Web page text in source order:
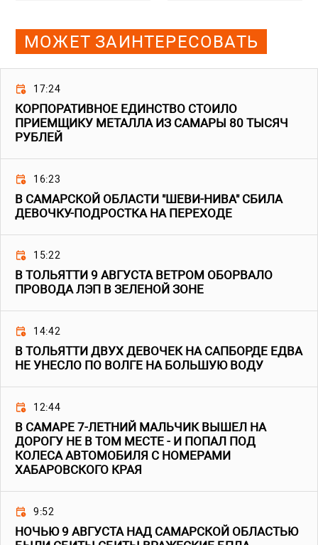
МОЖЕТ ЗАИНТЕРЕСОВАТЬ
17:24
КОРПОРАТИВНОЕ ЕДИНСТВО СТОИЛО
ПРИЕМЩИКУ МЕТАЛЛА ИЗ САМАРЫ 80 ТЫСЯЧ
РУБЛЕЙ
16:23
В САМАРСКОЙ ОБЛАСТИ "ШЕВИ-НИВА" СБИЛА
ДЕВОЧКУ-ПОДРОСТКА НА ПЕРЕХОДЕ
15:22
В ТОЛЬЯТТИ 9 АВГУСТА ВЕТРОМ ОБОРВАЛО
ПРОВОДА ЛЭП В ЗЕЛЕНОЙ ЗОНЕ
14:42
В ТОЛЬЯТТИ ДВУХ ДЕВОЧЕК НА САПБОРДЕ ЕДВА
НЕ УНЕСЛО ПО ВОЛГЕ НА БОЛЬШУЮ ВОДУ
12:44
В САМАРЕ 7-ЛЕТНИЙ МАЛЬЧИК ВЫШЕЛ НА
ДОРОГУ НЕ В ТОМ МЕСТЕ - И ПОПАЛ ПОД
КОЛЕСА АВТОМОБИЛЯ С НОМЕРАМИ
ХАБАРОВСКОГО КРАЯ
9:52
НОЧЬЮ 9 АВГУСТА НАД САМАРСКОЙ ОБЛАСТЬЮ